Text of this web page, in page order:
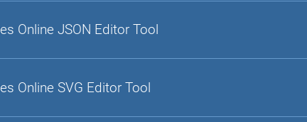
Online JSON Editor Tool
Online SVG Editor Tool